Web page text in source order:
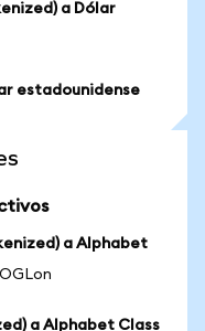
a Dólar
estadounidense
a Alphabet
a Alphabet Class